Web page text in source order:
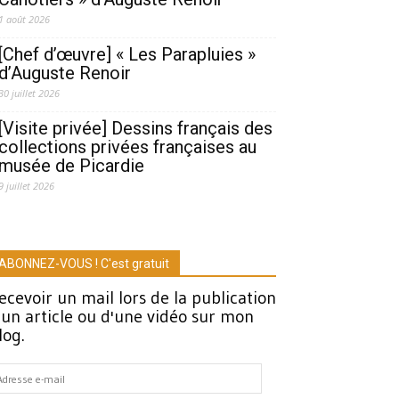
1 août 2026
[Chef d’œuvre] « Les Parapluies »
d’Auguste Renoir
juillet 2026
[Visite privée] Dessins français des
collections privées françaises au
musée de Picardie
juillet 2026
VOUS ! C'est gratuit
un mail lors de la publication
article ou d'une vidéo sur mon